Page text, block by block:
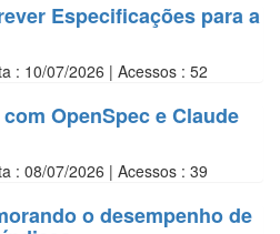
Especificações para a
: 10/07/2026 | Acessos : 52
OpenSpec e Claude
: 08/07/2026 | Acessos : 39
o desempenho de